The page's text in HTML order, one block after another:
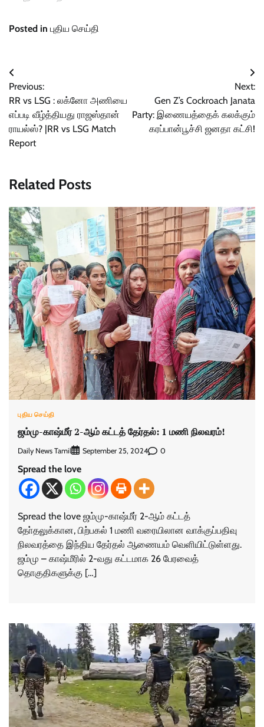
Posted in புதிய செய்தி
Post
navigation
Previous:
RR vs LSG : லக்னோ அணியை
எப்படி வீழ்த்தியது ராஜஸ்தான்
ராயல்ஸ்? |RR vs LSG Match
Report
Next:
Gen Z’s Cockroach Janata
Party: இணையத்தைக் கலக்கும்
கரப்பான்பூச்சி ஜனதா கட்சி!
Related Posts
புதிய செய்தி
ஜம்மு-காஷ்மீர் 2-ஆம் கட்டத் தேர்தல்: 1 மணி நிலவரம்!
Daily News Tamil September 25, 2024 0
Spread the love
Spread the love ஜம்மு-காஷ்மீர் 2-ஆம் கட்டத்
தோ்தலுக்கான, பிற்பகல் 1 மணி வரையிலான வாக்குப்பதிவு
நிலவரத்தை இந்திய தேர்தல் ஆணையம் வெளியிட்டுள்ளது.
ஜம்மு – காஷ்மீரில் 2-வது கட்டமாக 26 பேரவைத்
தொகுதிகளுக்கு […]